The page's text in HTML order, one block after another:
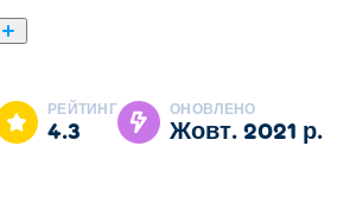
одним із наших обраних Пригодницькі
РЕЙТИНГ
4.3
ОНОВЛЕНО
жовт. 2021 р.